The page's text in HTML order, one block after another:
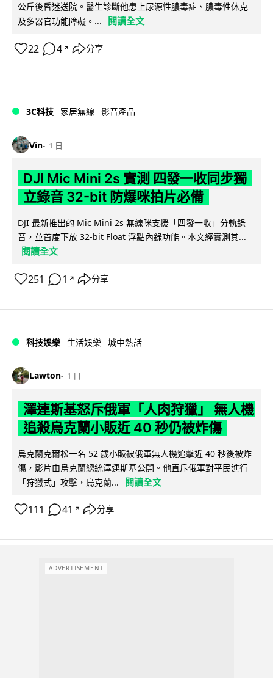
公斤後昏迷送院。醫生診斷他患上尿源性膿毒症、膿毒性休克
及多器官功能障礙。...
閱讀全文
22 4 ↗ 分享
3C科技 家居無線 影音產品
Vin 1 日
DJI Mic Mini 2s 實測 四發一收同步獨
立錄音 32-bit 防爆咪拍片必備
DJI 最新推出的 Mic Mini 2s 無線咪支援「四發一收」分軌錄
音，並首度下放 32-bit Float 浮點內錄功能。本文經實測其...
閱讀全文
251 1 ↗ 分享
科技娛樂 生活娛樂 城中熱話
Lawton 1 日
澤連斯基怒斥俄軍「人肉狩獵」 無人機
追殺烏克蘭小販近 40 秒仍被炸傷
烏克蘭克爾松一名 52 歲小販被俄軍無人機追擊近 40 秒後被炸
傷，影片由烏克蘭總統澤連斯基公開。他直斥俄軍對平民進行
「狩獵式」攻擊，烏克蘭...
閱讀全文
111 41 ↗ 分享
ADVERTISEMENT